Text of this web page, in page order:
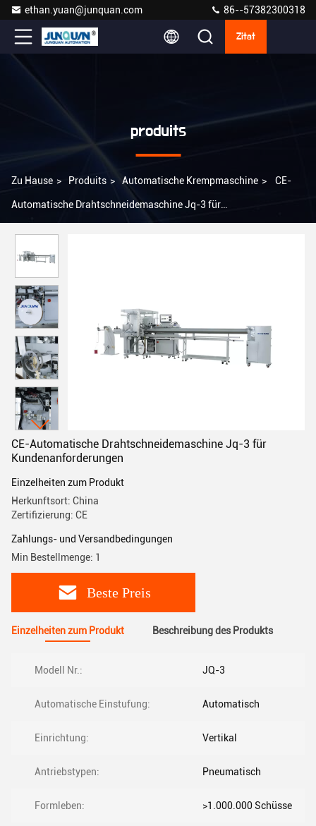
ethan.yuan@junquan.com 86--57382300318
Zitat
produits
Zu Hause > Produits > Automatische Krempmaschine > CE-
Automatische Drahtschneidemaschine Jq-3 für
CE-Automatische Drahtschneidemaschine Jq-3 für
Kundenanforderungen
Einzelheiten zum Produkt
Herkunftsort: China
Zertifizierung: CE
Zahlungs- und Versandbedingungen
Min Bestellmenge: 1
Beste Preis
Einzelheiten zum Produkt Beschreibung des Produkts
Modell Nr.: JQ-3
Automatische Einstufung: Automatisch
Einrichtung: Vertikal
Antriebstypen: Pneumatisch
Formleben: >1.000.000 Schüsse